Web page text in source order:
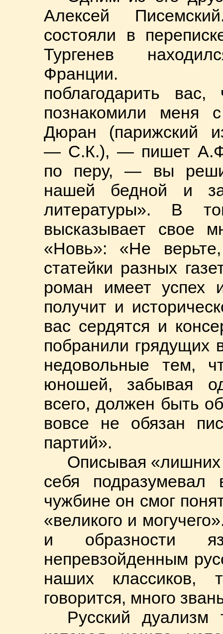
Алексей
состояли в
Тургенев
Франции.
поблагодарить
познакомили меня
Дюран (парижский
— С.К.), — пишет А.Ф.
по перу, — вы
нашей бедной и
литературы». В
высказывает свое
«Новь»: «Не
статейки разных
роман имеет успех
получит и
вас сердятся и
побранили
недовольные тем,
юношей, забывая
всего, должен быть
вовсе не обязан
партий».
Описывая
себя
чужбине он смог
«великого и
и образности
непревзойденным
наших классиков,
говорится, много
Русский